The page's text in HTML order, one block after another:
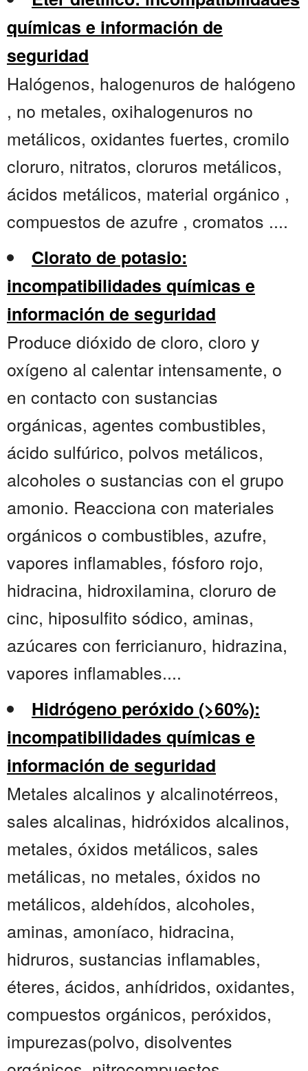
químicas e información de
seguridad
Halógenos, halogenuros de halógeno
, no metales, oxihalogenuros no
metálicos, oxidantes fuertes, cromilo
cloruro, nitratos, cloruros metálicos,
ácidos metálicos, material orgánico ,
compuestos de azufre , cromatos ....
Clorato de potasio:
incompatibilidades químicas e
información de seguridad
Produce dióxido de cloro, cloro y
oxígeno al calentar intensamente, o
en contacto con sustancias
orgánicas, agentes combustibles,
ácido sulfúrico, polvos metálicos,
alcoholes o sustancias con el grupo
amonio. Reacciona con materiales
orgánicos o combustibles, azufre,
vapores inflamables, fósforo rojo,
hidracina, hidroxilamina, cloruro de
cinc, hiposulfito sódico, aminas,
azúcares con ferricianuro, hidrazina,
vapores inflamables....
Hidrógeno peróxido (>60%):
incompatibilidades químicas e
información de seguridad
Metales alcalinos y alcalinotérreos,
sales alcalinas, hidróxidos alcalinos,
metales, óxidos metálicos, sales
metálicas, no metales, óxidos no
metálicos, aldehídos, alcoholes,
aminas, amoníaco, hidracina,
hidruros, sustancias inflamables,
éteres, ácidos, anhídridos, oxidantes,
compuestos orgánicos, peróxidos,
impurezas(polvo, disolventes